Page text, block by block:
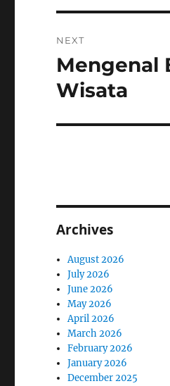
NEXT
Next
post:
Mengenal
Wisata
Archives
August 2026
July 2026
June 2026
May 2026
April 2026
March 2026
February 2026
January 2026
December 2025